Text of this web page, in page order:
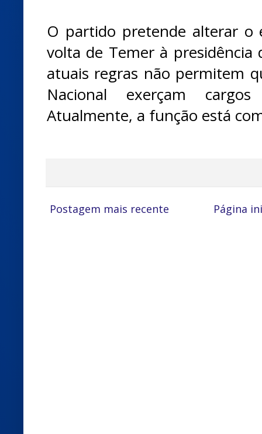
O partido pretende alterar o
volta de Temer à presidência
atuais regras não permitem
Nacional exerçam
Atualmente, a função está
Postagem mais recente Página